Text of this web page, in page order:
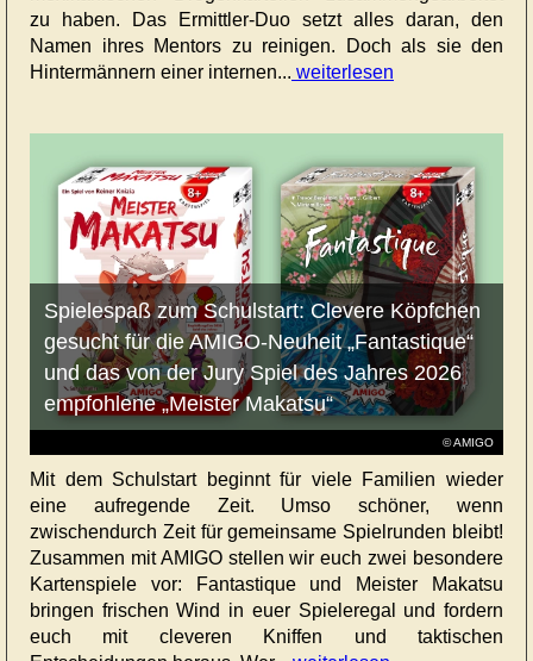
zu haben. Das Ermittler-Duo setzt alles daran, den
Namen ihres Mentors zu reinigen. Doch als sie den
Hintermännern einer internen... weiterlesen
© AMIGO
Spielespaß zum Schulstart: Clevere Köpfchen
gesucht für die AMIGO-Neuheit „Fantastique“
und das von der Jury Spiel des Jahres 2026
empfohlene „Meister Makatsu“
Mit dem Schulstart beginnt für viele Familien wieder
eine aufregende Zeit. Umso schöner, wenn
zwischendurch Zeit für gemeinsame Spielrunden bleibt!
Zusammen mit AMIGO stellen wir euch zwei besondere
Kartenspiele vor: Fantastique und Meister Makatsu
bringen frischen Wind in euer Spieleregal und fordern
euch mit cleveren Kniffen und taktischen